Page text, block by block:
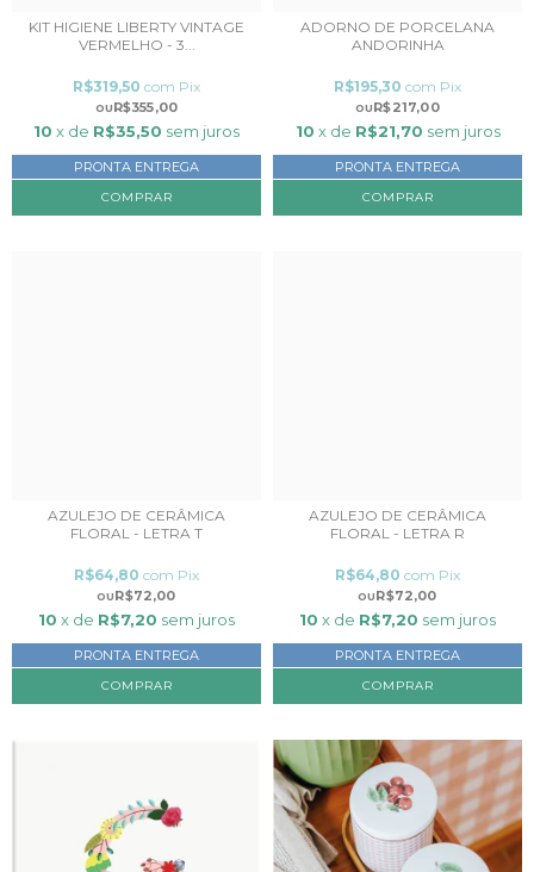
KIT HIGIENE LIBERTY VINTAGE
VERMELHO - 3...
R$355,00
R$319,50 com Pix
10 x de R$35,50 sem juros
PRONTA ENTREGA
ADORNO DE PORCELANA
ANDORINHA
R$217,00
R$195,30 com Pix
10 x de R$21,70 sem juros
PRONTA ENTREGA
AZULEJO DE CERÂMICA
FLORAL - LETRA T
R$72,00
R$64,80 com Pix
10 x de R$7,20 sem juros
PRONTA ENTREGA
AZULEJO DE CERÂMICA
FLORAL - LETRA R
R$72,00
R$64,80 com Pix
10 x de R$7,20 sem juros
PRONTA ENTREGA